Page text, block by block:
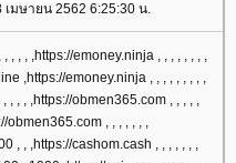
มษายน 2562 6:25:30 น.
, , , ,https://emoney.ninja , , , , , , , ,
,https://emoney.ninja , , , , , , , , ,
, , , ,https://obmen365.com , , , , ,
obmen365.com , , , , , , ,
, , ,https://cashom.cash , , , , , , ,